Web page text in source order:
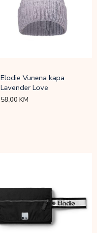
Elodie Vunena kapa
Lavender Love
58,00KM